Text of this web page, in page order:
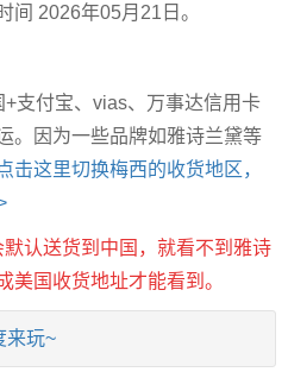
间 2026年05月21日。
+支付宝、vias、万事达信用卡
。因为一些品牌如雅诗兰黛等
击这里切换梅西的收货地区，
默认送货到中国，就看不到雅诗
美国收货地址才能看到。
来玩~